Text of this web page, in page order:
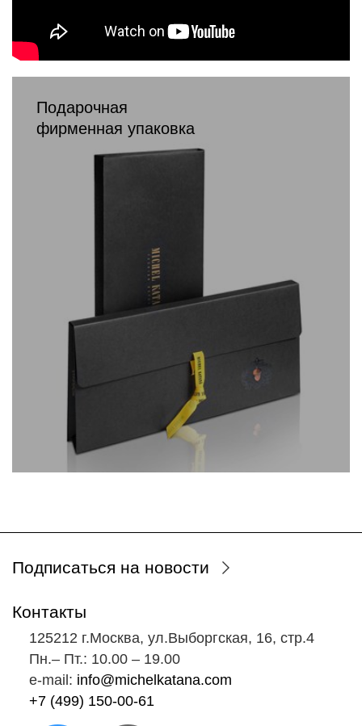
Подарочная
фирменная упаковка
Подписаться на новости
Контакты
125212 г.Москва, ул.Выборгская, 16, стр.4
Пн.‒ Пт.: 10.00 ‒ 19.00
e-mail: info@michelkatana.com
+7 (499) 150-00-61